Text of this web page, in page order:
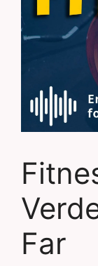
Far